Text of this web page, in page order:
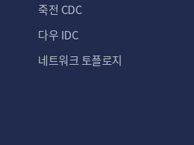
죽전 CDC
다우 IDC
네트워크 토플로지